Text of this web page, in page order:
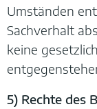
Umständen
Sachverhalt
keine
5) Rechte des